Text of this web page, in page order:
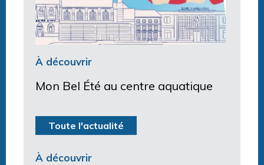
À découvrir
Mon Bel Été au centre aquatique
Toute l'actualité
À découvrir